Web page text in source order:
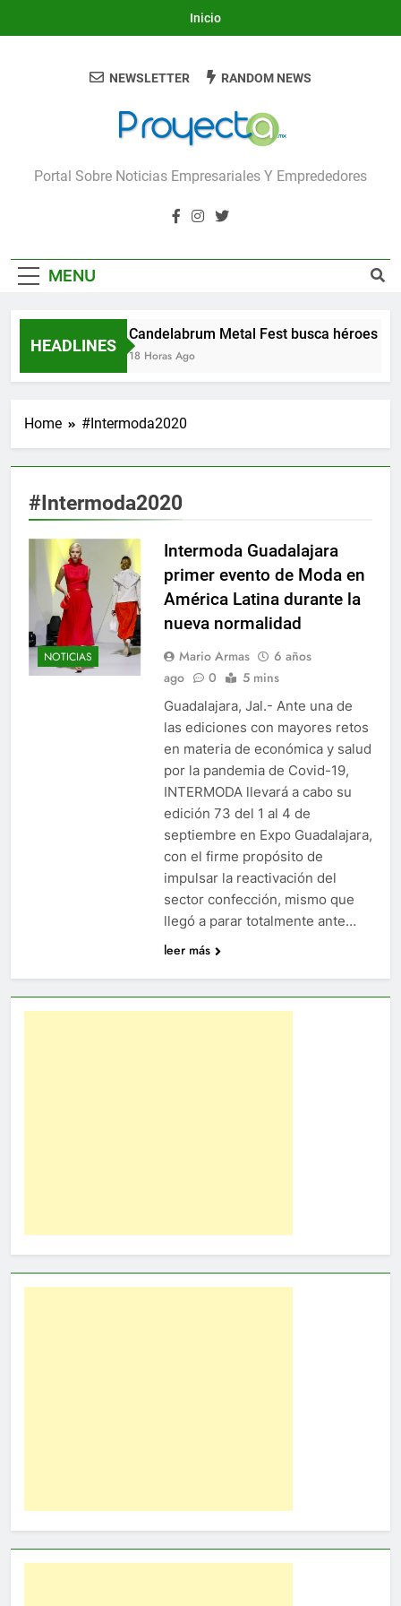
Inicio
Proyecta
Portal Sobre Noticias Empresariales Y Emprededores
NEWSLETTER RANDOM NEWS
MENU
HEADLINES
Candelabrum Metal Fest busca héroes de
18 Horas Ago
Home #Intermoda2020
#Intermoda2020
NOTICIAS
Intermoda Guadalajara
primer evento de Moda en
América Latina durante la
nueva normalidad
Mario Armas
6 años
ago
0 5 mins
Guadalajara, Jal.- Ante una de
las ediciones con mayores retos
en materia de económica y salud
por la pandemia de Covid-19,
INTERMODA llevará a cabo su
edición 73 del 1 al 4 de
septiembre en Expo Guadalajara,
con el firme propósito de
impulsar la reactivación del
sector confección, mismo que
llegó a parar totalmente ante…
leer más